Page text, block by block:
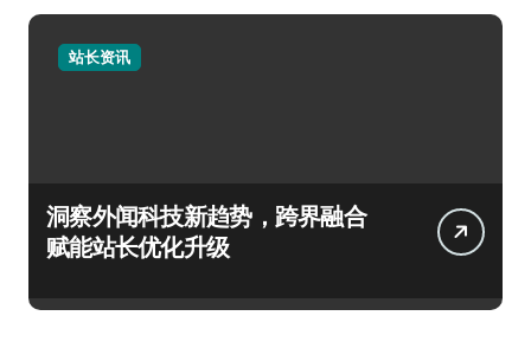
站长资讯
洞察外闻科技新趋势，跨界融合
赋能站长优化升级